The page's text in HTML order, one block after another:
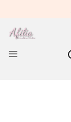
Menu